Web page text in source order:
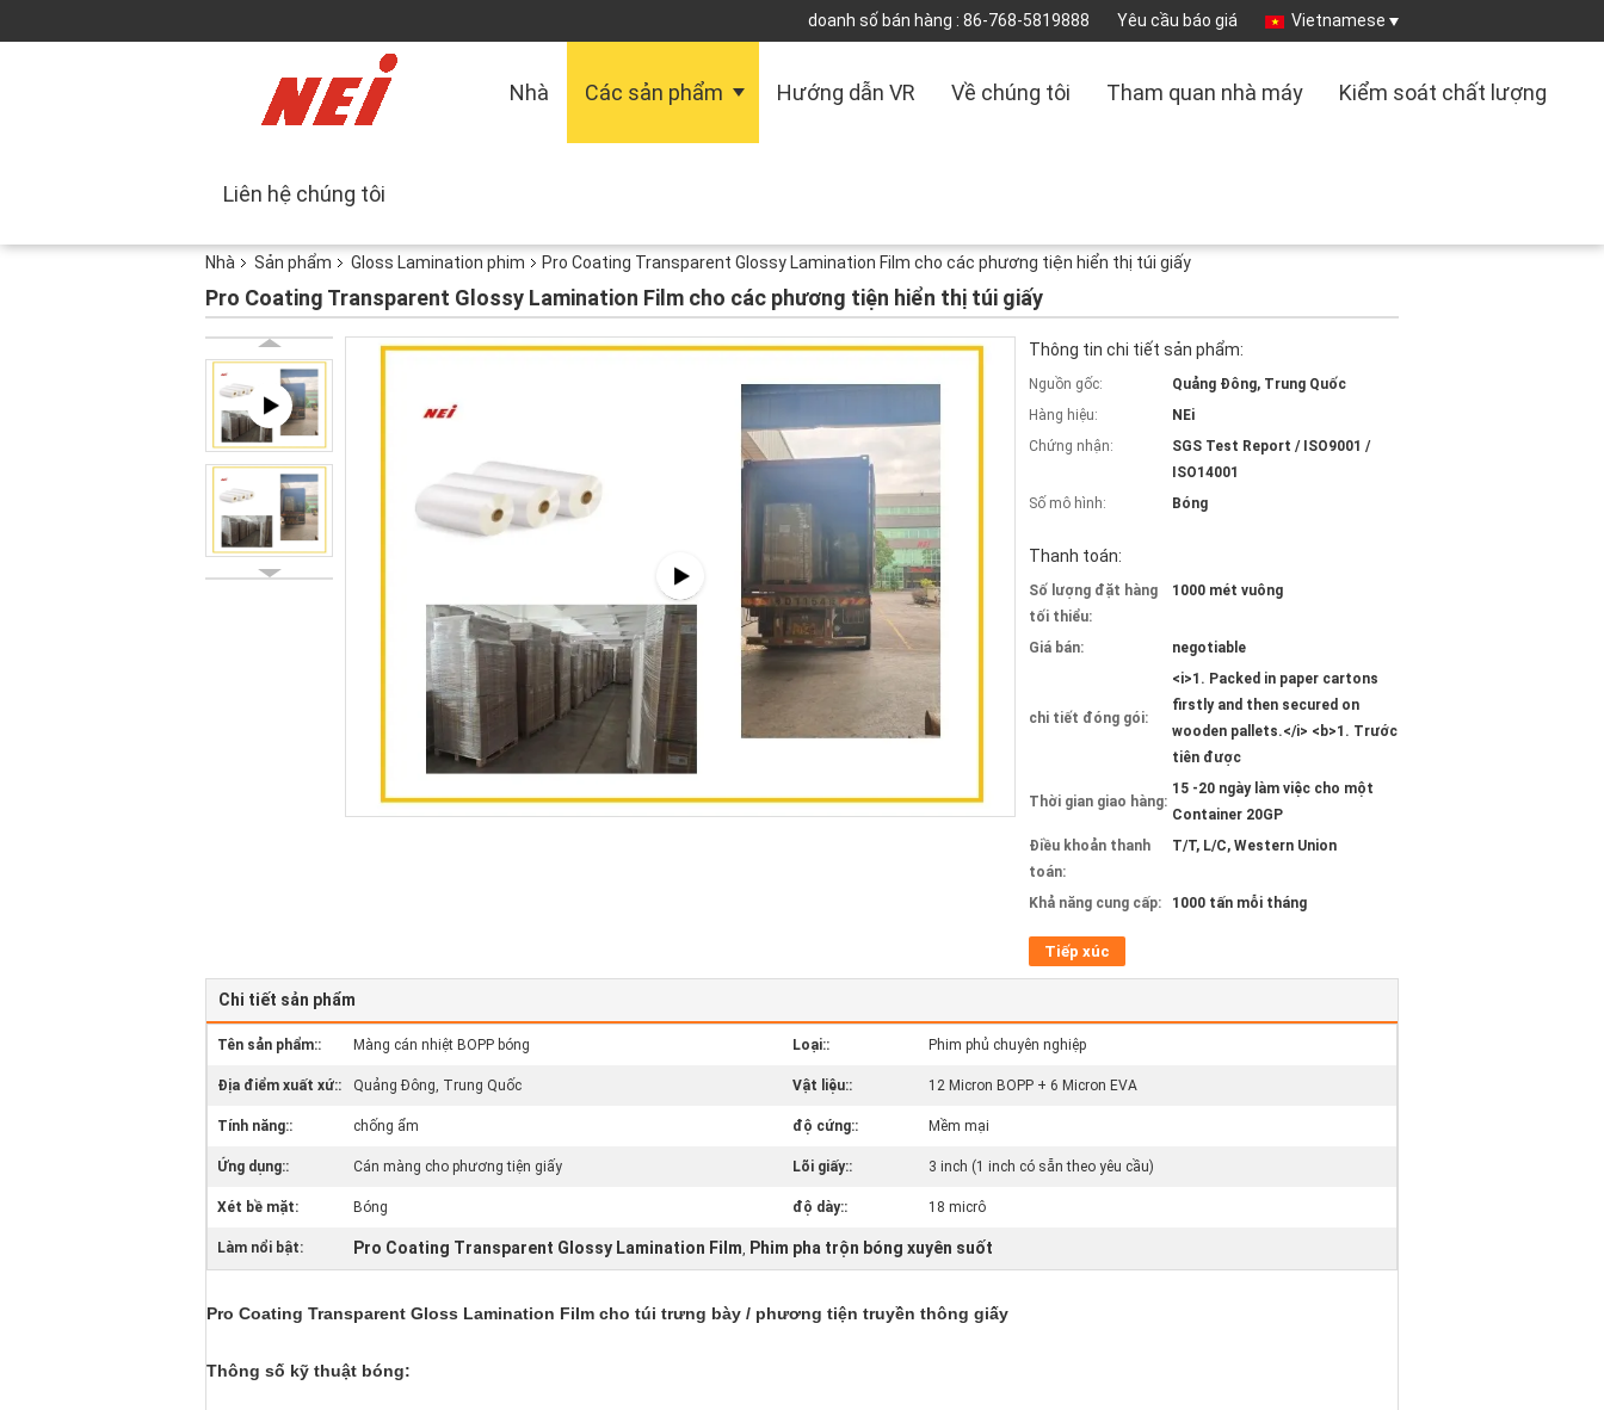
doanh số bán hàng : 86-768-5819888 Yêu cầu báo giá Vietnamese
Nhà Các sản phẩm Hướng dẫn VR Về chúng tôi Tham quan nhà máy Kiểm soát chất lượng
Liên hệ chúng tôi
Nhà Sản phẩm Gloss Lamination phim Pro Coating Transparent Glossy Lamination Film cho các phương tiện hiển thị túi giấy
Pro Coating Transparent Glossy Lamination Film cho các phương tiện hiển thị túi giấy
Thông tin chi tiết sản phẩm:
Nguồn gốc:
Quảng Đông, Trung Quốc
Hàng hiệu:
NEi
Chứng nhận:
SGS Test Report / ISO9001 /
ISO14001
Số mô hình:
Bóng
Thanh toán:
Số lượng đặt hàng
tối thiểu:
1000 mét vuông
Giá bán: negotiable
chi tiết đóng gói:
<i>1. Packed in paper cartons
firstly and then secured on
wooden pallets.</i> <b>1. Trước
tiên được
Thời gian giao hàng:
15 -20 ngày làm việc cho một
Container 20GP
Điều khoản thanh
toán:
T/T, L/C, Western Union
Khả năng cung cấp: 1000 tấn mỗi tháng
Tiếp xúc
Chi tiết sản phẩm
Tên sản phẩm:: Màng cán nhiệt BOPP bóng Loại:: Phim phủ chuyên nghiệp
Địa điểm xuất xứ:: Quảng Đông, Trung Quốc Vật liệu:: 12 Micron BOPP + 6 Micron EVA
Tính năng:: chống ẩm độ cứng:: Mềm mại
Ứng dụng:: Cán màng cho phương tiện giấy Lõi giấy:: 3 inch (1 inch có sẵn theo yêu cầu)
Xét bề mặt: Bóng độ dày:: 18 micrô
Làm nổi bật: Pro Coating Transparent Glossy Lamination Film, Phim pha trộn bóng xuyên suốt
Pro Coating Transparent Gloss Lamination Film cho túi trưng bày / phương tiện truyền thông giấy
Thông số kỹ thuật bóng: